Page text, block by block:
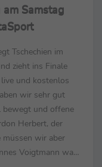
Samstag
Tschechien im
zieht ins Finale
und kostenlos
wir sehr gut
bewegt und offene
Herbert, der
müssen wir aber
Voigtmann war